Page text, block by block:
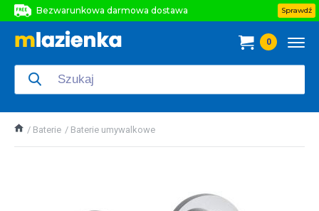
Bezwarunkowa darmowa dostawa
Bezwarunkowa darmowa dostawa
Sprawdź
0
Baterie Baterie umywalkowe